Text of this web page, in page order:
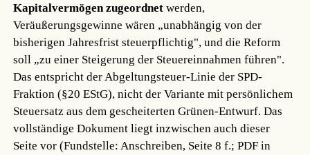
Kapitalvermögen zugeordnet werden,
Veräußerungsgewinne wären „unabhängig von der
bisherigen Jahresfrist steuerpflichtig", und die Reform
soll „zu einer Steigerung der Steuereinnahmen führen".
Das entspricht der Abgeltungsteuer-Linie der SPD-
Fraktion (§20 EStG), nicht der Variante mit persönlichem
Steuersatz aus dem gescheiterten Grünen-Entwurf. Das
vollständige Dokument liegt inzwischen auch dieser
Seite vor (Fundstelle: Anschreiben, Seite 8 f.; PDF in